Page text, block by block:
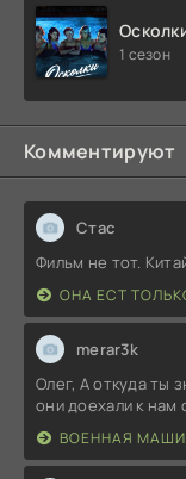
1 сезон
Комментируют
Стас
Фильм не тот.
ОНА ЕСТ
merar3k
Олег, А откуда ты
они доехали к нам
ВОЕННАЯ